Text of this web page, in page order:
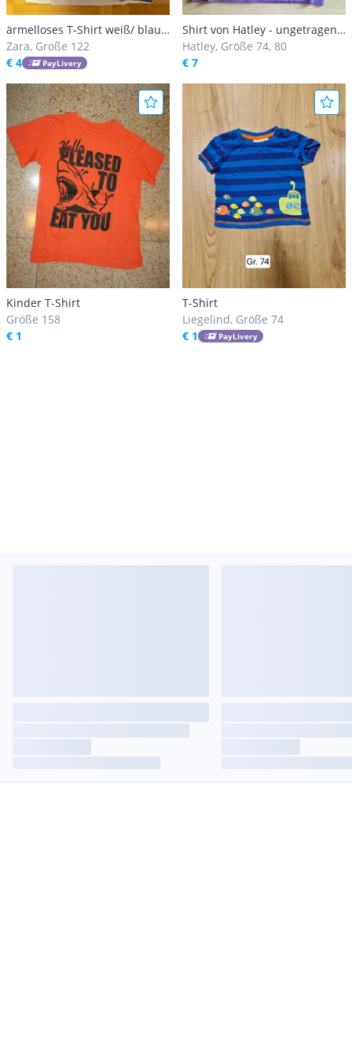
ärmelloses T-Shirt weiß/ blau
gestreift Größe 128
Zara, Größe 122
€ 4
PayLivery
Shirt von Hatley - ungetragen-
6-9 Monate
Hatley, Größe 74, 80
€ 7
Kinder T-Shirt
Größe 158
€ 1
T-Shirt
Liegelind, Größe 74
€ 1
PayLivery